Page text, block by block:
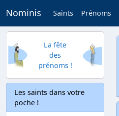
Nominis Saints Prénoms
La fête
des
prénoms !
Les saints dans votre
poche !